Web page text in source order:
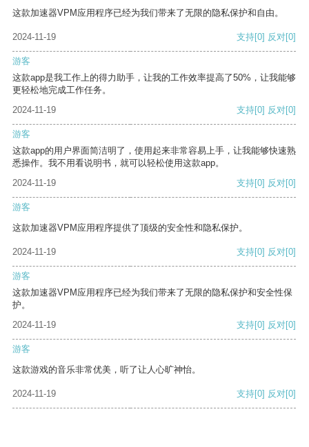
这款加速器VPM应用程序已经为我们带来了无限的隐私保护和自由。
2024-11-19 支持[0] 反对[0]
游客
这款app是我工作上的得力助手，让我的工作效率提高了50%，让我能够
更轻松地完成工作任务。
2024-11-19
支持[0] 反对[0]
游客
这款app的用户界面简洁明了，使用起来非常容易上手，让我能够快速熟
悉操作。我不用看说明书，就可以轻松使用这款app。
2024-11-19
支持[0] 反对[0]
游客
这款加速器VPM应用程序提供了顶级的安全性和隐私保护。
2024-11-19 支持[0] 反对[0]
游客
这款加速器VPM应用程序已经为我们带来了无限的隐私保护和安全性保
护。
2024-11-19
支持[0] 反对[0]
游客
这款游戏的音乐非常优美，听了让人心旷神怡。
2024-11-19 支持[0] 反对[0]